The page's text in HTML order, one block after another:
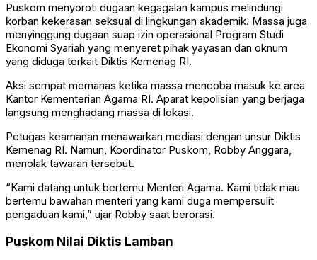
Puskom menyoroti dugaan kegagalan kampus melindungi
korban kekerasan seksual di lingkungan akademik. Massa juga
menyinggung dugaan suap izin operasional Program Studi
Ekonomi Syariah yang menyeret pihak yayasan dan oknum
yang diduga terkait Diktis Kemenag RI.
Aksi sempat memanas ketika massa mencoba masuk ke area
Kantor Kementerian Agama RI. Aparat kepolisian yang berjaga
langsung menghadang massa di lokasi.
Petugas keamanan menawarkan mediasi dengan unsur Diktis
Kemenag RI. Namun, Koordinator Puskom, Robby Anggara,
menolak tawaran tersebut.
“Kami datang untuk bertemu Menteri Agama. Kami tidak mau
bertemu bawahan menteri yang kami duga mempersulit
pengaduan kami,” ujar Robby saat berorasi.
Puskom Nilai Diktis Lamban